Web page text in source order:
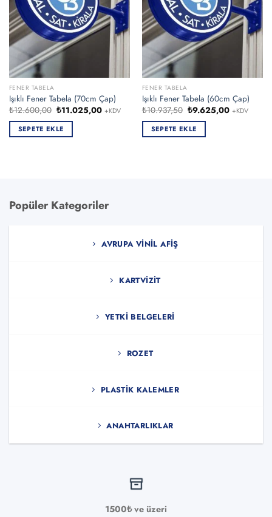
FENER TABELA
Işıklı Fener Tabela (70cm Çap)
₺12.600,00 Orijinal
fiyat:
₺12.600,00.
₺11.025,00Şu
andaki
+KDV
SEPETE EKLE
FENER TABELA
Işıklı Fener Tabela (60cm Çap)
₺10.937,50 Orijinal
fiyat:
₺10.937,50.
₺9.625,00Şu
andaki
+KDV
SEPETE EKLE
Popüler Kategoriler
AVRUPA VINIL AFIŞ
KARTVIZIT
YETKI BELGELERI
ROZET
PLASTIK KALEMLER
ANAHTARLIKLAR
1500₺ ve üzeri